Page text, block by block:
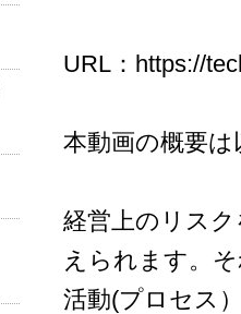
URL： https://
本動画の概要
経営上のリス
えられます。
活動(プロセス